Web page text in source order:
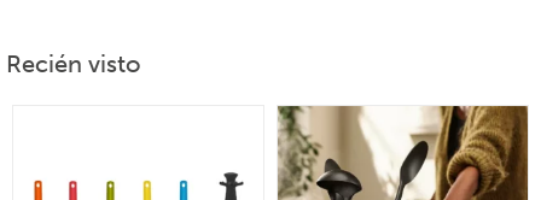
Recién visto